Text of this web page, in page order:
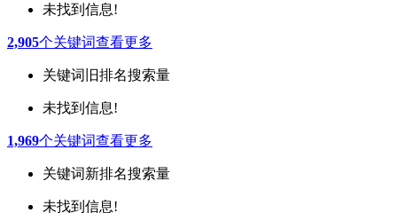
未找到信息!
2,905个关键词查看更多
关键词 旧排名搜索量
未找到信息!
1,969个关键词查看更多
关键词新排名搜索量
未找到信息!